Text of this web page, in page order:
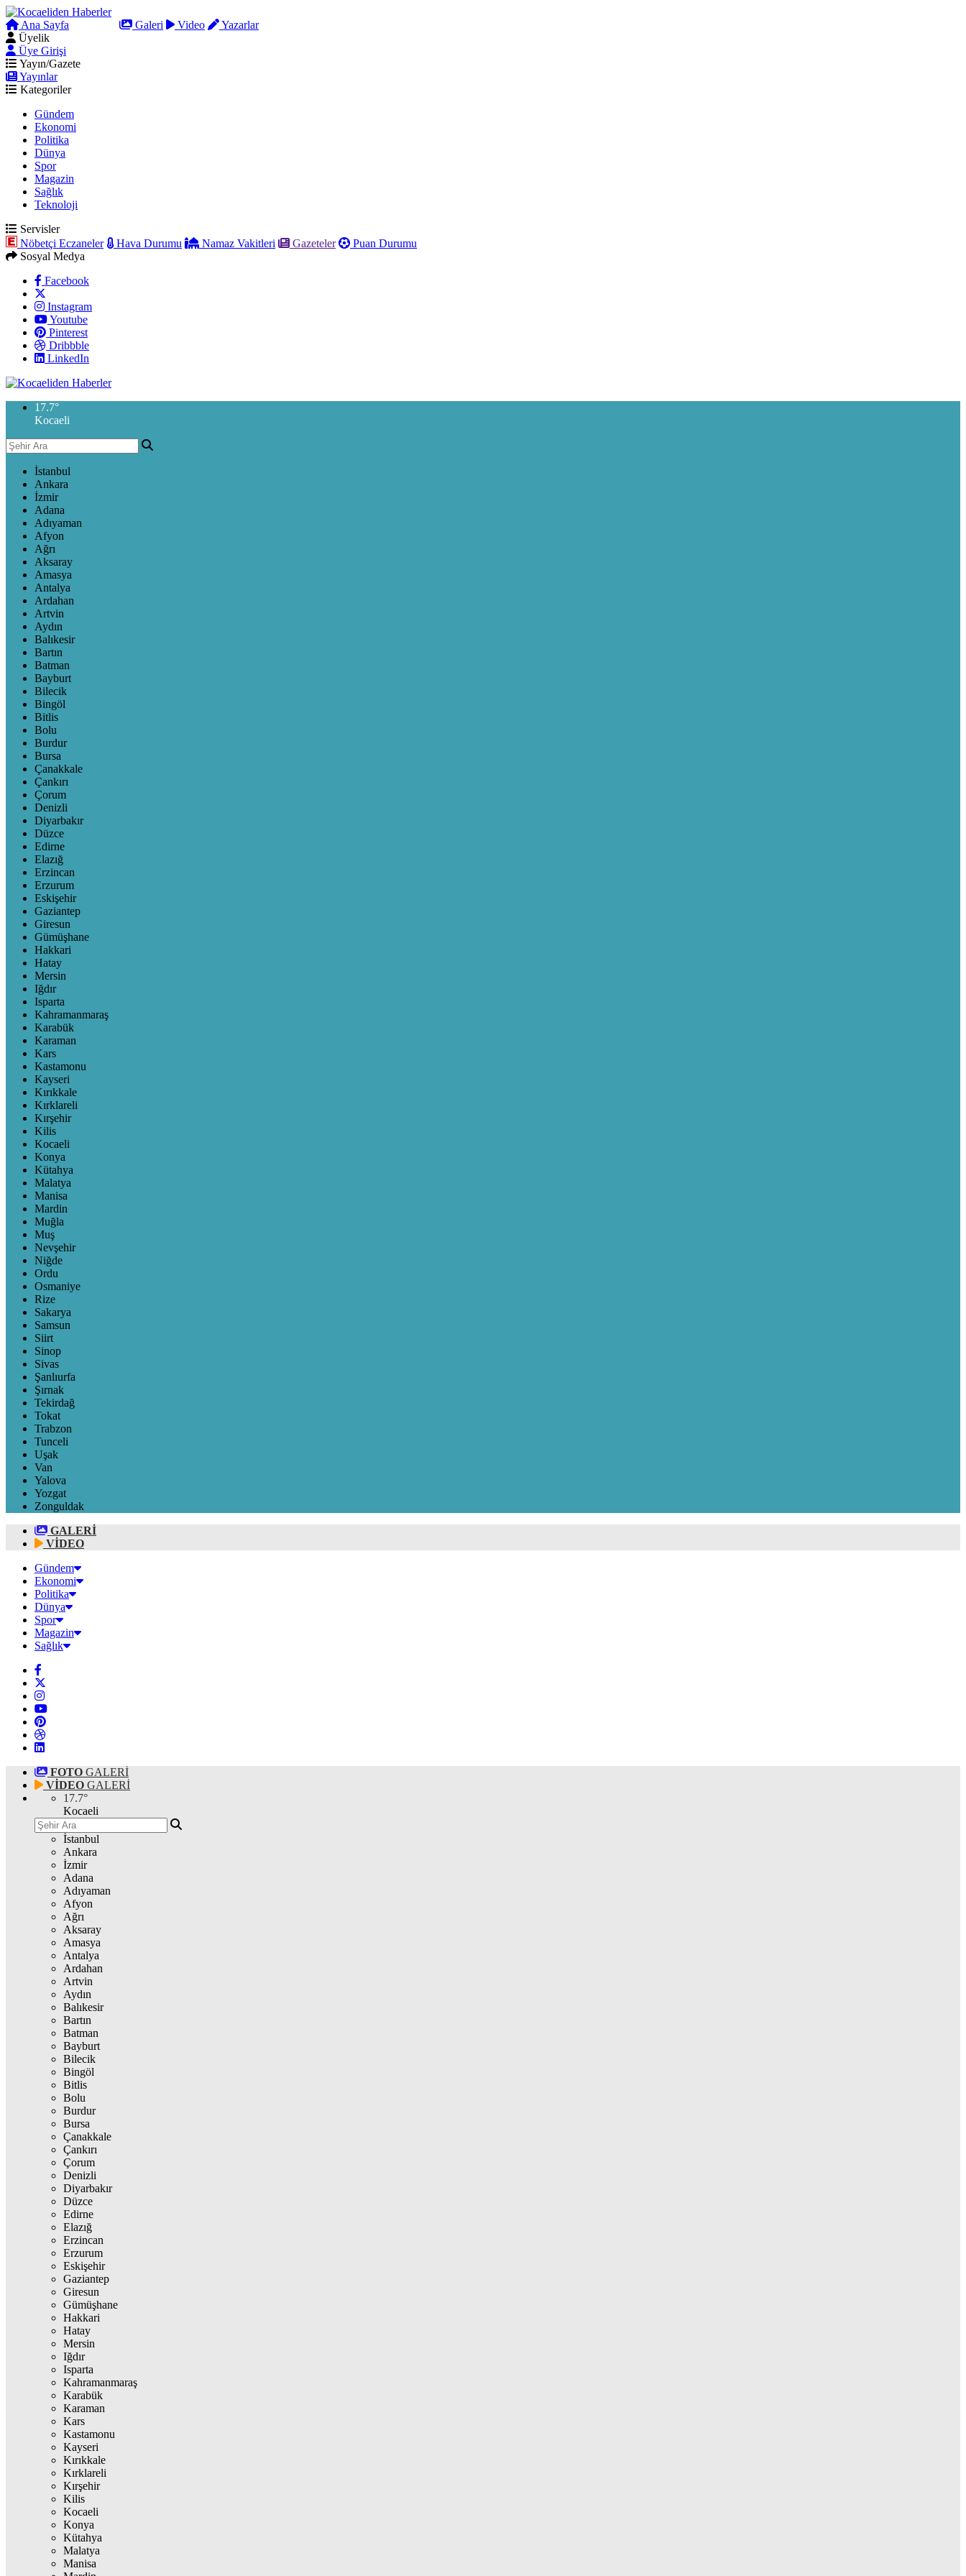
Ana Sayfa Galeri Video
Yazarlar
Üyelik
Üye Girişi
Yayın/Gazete
Yayınlar
Kategoriler
Gündem
Ekonomi
Politika
Dünya
Spor
Magazin
Sağlık
Teknoloji
Servisler
Nöbetçi Eczaneler
Hava Durumu Namaz Vakitleri Gazeteler
Puan Durumu
Sosyal Medya
Facebook
Instagram
Youtube
Pinterest
Dribbble
LinkedIn
17.7°
Kocaeli
İstanbul
Ankara
İzmir
Adana
Adıyaman
Afyon
Ağrı
Aksaray
Amasya
Antalya
Ardahan
Artvin
Aydın
Balıkesir
Bartın
Batman
Bayburt
Bilecik
Bingöl
Bitlis
Bolu
Burdur
Bursa
Çanakkale
Çankırı
Çorum
Denizli
Diyarbakır
Düzce
Edirne
Elazığ
Erzincan
Erzurum
Eskişehir
Gaziantep
Giresun
Gümüşhane
Hakkari
Hatay
Mersin
Iğdır
Isparta
Kahramanmaraş
Karabük
Karaman
Kars
Kastamonu
Kayseri
Kırıkkale
Kırklareli
Kırşehir
Kilis
Kocaeli
Konya
Kütahya
Malatya
Manisa
Mardin
Muğla
Muş
Nevşehir
Niğde
Ordu
Osmaniye
Rize
Sakarya
Samsun
Siirt
Sinop
Sivas
Şanlıurfa
Şırnak
Tekirdağ
Tokat
Trabzon
Tunceli
Uşak
Van
Yalova
Yozgat
Zonguldak
GALERİ
VİDEO
Gündem
Ekonomi
Politika
Dünya
Spor
Magazin
Sağlık
FOTO GALERİ
VİDEO GALERİ
17.7°
Kocaeli
İstanbul
Ankara
İzmir
Adana
Adıyaman
Afyon
Ağrı
Aksaray
Amasya
Antalya
Ardahan
Artvin
Aydın
Balıkesir
Bartın
Batman
Bayburt
Bilecik
Bingöl
Bitlis
Bolu
Burdur
Bursa
Çanakkale
Çankırı
Çorum
Denizli
Diyarbakır
Düzce
Edirne
Elazığ
Erzincan
Erzurum
Eskişehir
Gaziantep
Giresun
Gümüşhane
Hakkari
Hatay
Mersin
Iğdır
Isparta
Kahramanmaraş
Karabük
Karaman
Kars
Kastamonu
Kayseri
Kırıkkale
Kırklareli
Kırşehir
Kilis
Kocaeli
Konya
Kütahya
Malatya
Manisa